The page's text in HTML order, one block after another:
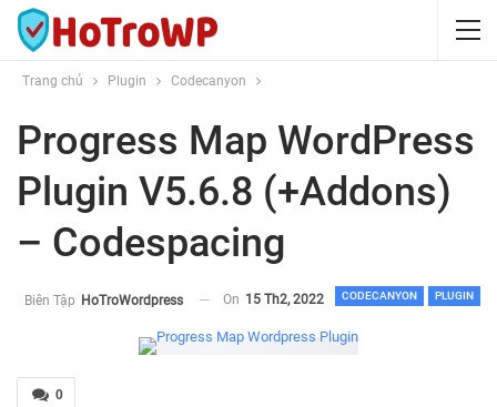
Trang chủ Plugin Codecanyon
Progress Map WordPress
Plugin V5.6.8 (+Addons)
– Codespacing
CODECANYON PLUGIN
Biên Tập HoTroWordpress On 15 Th2, 2022
0